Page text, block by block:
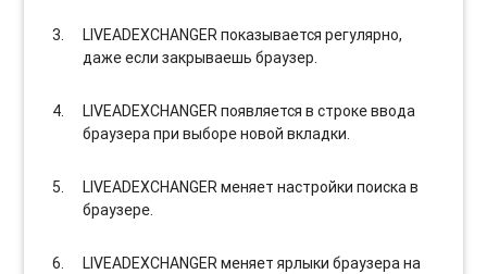
LIVEADEXCHANGER показывается регулярно,
даже если закрываешь браузер.
LIVEADEXCHANGER появляется в строке ввода
браузера при выборе новой вкладки.
LIVEADEXCHANGER меняет настройки поиска в
браузере.
LIVEADEXCHANGER меняет ярлыки браузера на